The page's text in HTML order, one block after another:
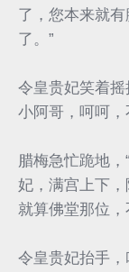
了，您本来就
了。”
令皇贵妃笑着摇
小阿哥，呵呵
腊梅急忙跪地
妃，满宫上下，
就算佛堂那位，
令皇贵妃抬手